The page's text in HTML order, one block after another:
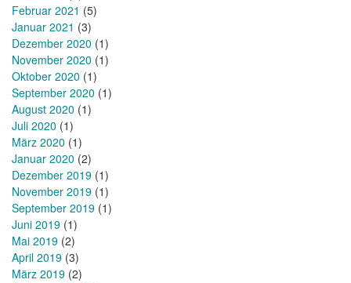
Februar 2021 (5)
Januar 2021 (3)
Dezember 2020 (1)
November 2020 (1)
Oktober 2020 (1)
September 2020 (1)
August 2020 (1)
Juli 2020 (1)
März 2020 (1)
Januar 2020 (2)
Dezember 2019 (1)
November 2019 (1)
September 2019 (1)
Juni 2019 (1)
Mai 2019 (2)
April 2019 (3)
März 2019 (2)